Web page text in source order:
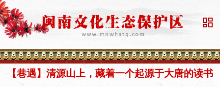

【巷遇】清源山上，藏着一个起源于大唐的读书